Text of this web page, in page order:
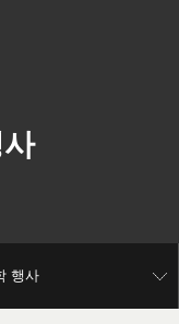
행사